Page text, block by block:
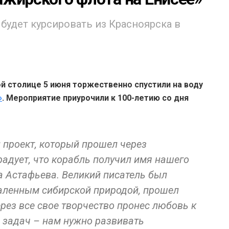
курсировать из Красноярска в
столице 5 июня торжественно спустили на воду
. Мероприятие приурочили к 100-летию со дня
который прошел через
что корабль получил имя нашего
Астафьева. Великий писатель был
сибирской природой, прошел
все свое творчество пронес любовь к
– нам нужно развивать